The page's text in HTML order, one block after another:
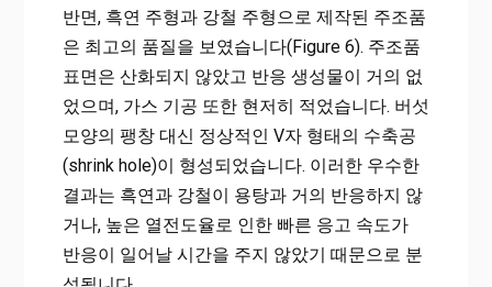
반면, 흑연 주형과 강철 주형으로 제작된 주조품
은 최고의 품질을 보였습니다(Figure 6). 주조품
표면은 산화되지 않았고 반응 생성물이 거의 없
었으며, 가스 기공 또한 현저히 적었습니다. 버섯
모양의 팽창 대신 정상적인 V자 형태의 수축공
(shrink hole)이 형성되었습니다. 이러한 우수한
결과는 흑연과 강철이 용탕과 거의 반응하지 않
거나, 높은 열전도율로 인한 빠른 응고 속도가
반응이 일어날 시간을 주지 않았기 때문으로 분